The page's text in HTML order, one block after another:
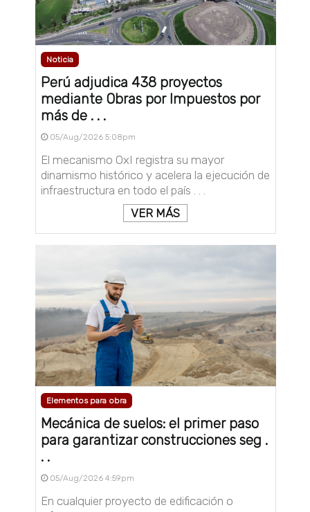
Noticia
Perú adjudica 438 proyectos
mediante Obras por Impuestos por
más de . . .
05/Aug/2026 5:08pm
El mecanismo OxI registra su mayor
dinamismo histórico y acelera la ejecución de
infraestructura en todo el país . . .
VER MÁS
Elementos para obra
Mecánica de suelos: el primer paso
para garantizar construcciones seg .
. .
05/Aug/2026 4:59pm
En cualquier proyecto de edificación o